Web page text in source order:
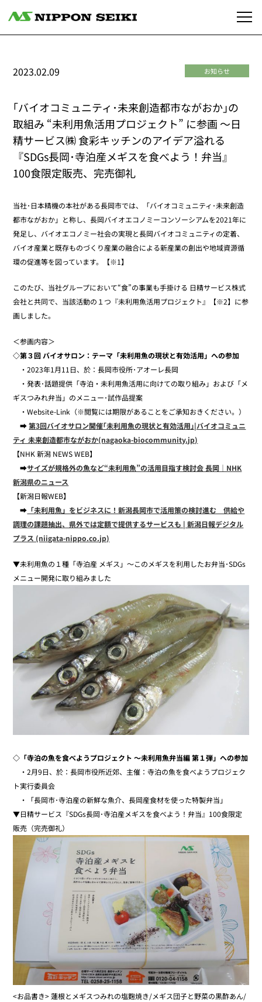
お知らせ
2023.02.09
｢バイオコミュニティ･未来創造都市ながおか｣の
取組み “未利用魚活用プロジェクト” に参画 ～日
精サービス㈱ 食彩キッチンのアイデア溢れる
『SDGs長岡･寺泊産メギスを食べよう！弁当』
100食限定販売、完売御礼
当社･日本精機の本社がある長岡市では、「バイオコミュニティ･未来創造
都市ながおか」と称し、長岡バイオエコノミーコンソーシアムを2021年に
発足し、バイオエコノミー社会の実現と長岡バイオコミュニティの定着、
バイオ産業と既存ものづくり産業の融合による新産業の創出や地域資源循
環の促進等を図っています。【※1】
このたび、当社グループにおいて“食”の事業も手掛ける 日精サービス株式
会社と共同で、当該活動の１つ『未利用魚活用プロジェクト』【※2】に参
画しました。
＜参画内容＞
◇第３回 バイオサロン：テーマ「未利用魚の現状と有効活用」への参加
・2023年1月11日、於：長岡市役所･アオーレ長岡
・発表･話題提供「寺泊・未利用魚活用に向けての取り組み」および「メ
ギスつみれ弁当」のメニュー･試作品提案
・Website-Link（※閲覧には期限があることをご承知おきください。）
➡第3回バイオサロン開催｢未利用魚の現状と有効活用｣|バイオコミュニ
ティ 未来創造都市ながおか(nagaoka-biocommunity.jp)
【NHK 新潟 NEWS WEB】
➡サイズが規格外の魚など“未利用魚”の活用目指す検討会 長岡｜NHK
新潟県のニュース
【新潟日報WEB】
➡ 「未利用魚」をビジネスに！新潟長岡市で活用策の検討進む 供給や
調理の課題抽出、県外では定額で提供するサービスも | 新潟日報デジタル
プラス (niigata-nippo.co.jp)
▼未利用魚の１種「寺泊産 メギス」～このメギスを利用したお弁当･SDGs
メニュー開発に取り組みました
◇「寺泊の魚を食べようプロジェクト ～未利用魚弁当編 第１弾」への参加
・2月9日、於：長岡市役所近郊、主催：寺泊の魚を食べようプロジェク
ト実行委員会
・「長岡市･寺泊産の新鮮な魚介、長岡産食材を使った特製弁当」
▼日精サービス『SDGs長岡･寺泊産メギスを食べよう！弁当』100食限定
販売（完売御礼）
<お品書き> 蓮根とメギスつみれの塩麴焼き/メギス団子と野菜の黒酢あん/